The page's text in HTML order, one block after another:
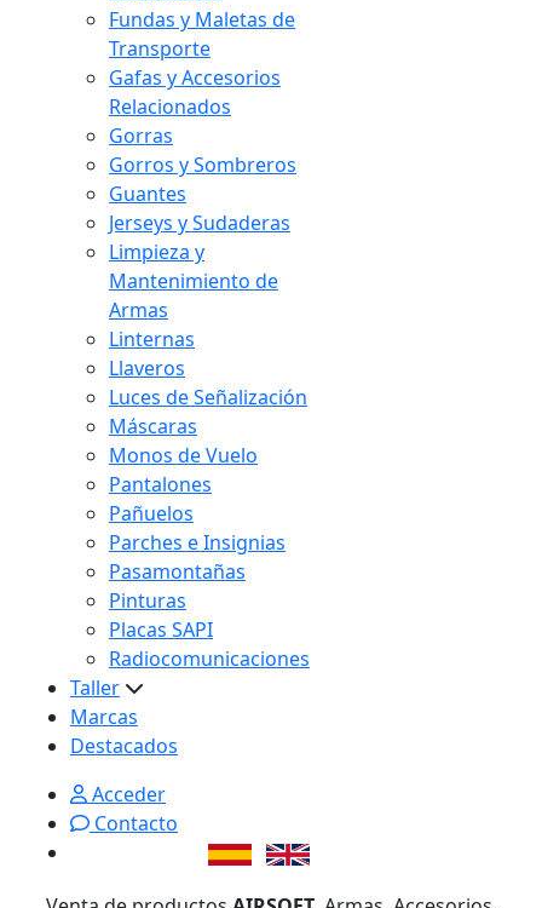
Fundas y Maletas de
Transporte
Gafas y Accesorios
Relacionados
Gorras
Gorros y Sombreros
Guantes
Jerseys y Sudaderas
Limpieza y
Mantenimiento de
Armas
Linternas
Llaveros
Luces de Señalización
Máscaras
Monos de Vuelo
Pantalones
Pañuelos
Parches e Insignias
Pasamontañas
Pinturas
Placas SAPI
Radiocomunicaciones
Taller
Marcas
Destacados
Acceder
Contacto